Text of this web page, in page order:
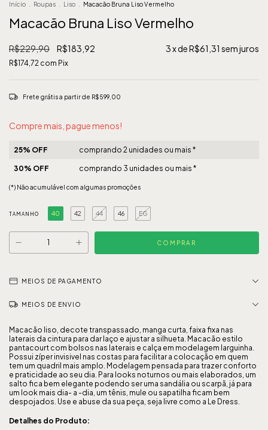
Início Roupas Liso Macacão Bruna Liso Vermelho
Macacão Bruna Liso Vermelho
R$229,90 R$183,92 3x deR$61,31 sem juros
R$174,72 com Pix
Frete grátisa partir de R$599,00
Compre mais, pague menos!
25% OFF comprando 2 unidades ou mais *
30% OFF comprando 3 unidades ou mais *
(*) Não acumulável com algumas promoções
TAMANHO 40 42 44 46 EG
MEIOS DE PAGAMENTO
MEIOS DE ENVIO
Macacão liso, decote transpassado, manga curta, faixa fixa nas
laterais da cintura para dar laço e ajustar a silhueta. Macacão estilo
pantacourt com bolsos nas laterais e calça em modelagem larguinha.
Possui zíper invisivel nas costas para facilitar a colocação em quem
tem um quadril mais amplo. Modelagem pensada para trazer conforto
e praticidade ao seu dia. Para looks noturnos ou mais elaborados, um
salto fica bem elegante podendo ser uma sandália ou scarpã, já para
um look mais dia- a -dia, um tênis, mule ou sapatilha ficam bem
despojados. Use e abuse da sua peça, seja livre como a Le Dress.
Detalhes do Produto: